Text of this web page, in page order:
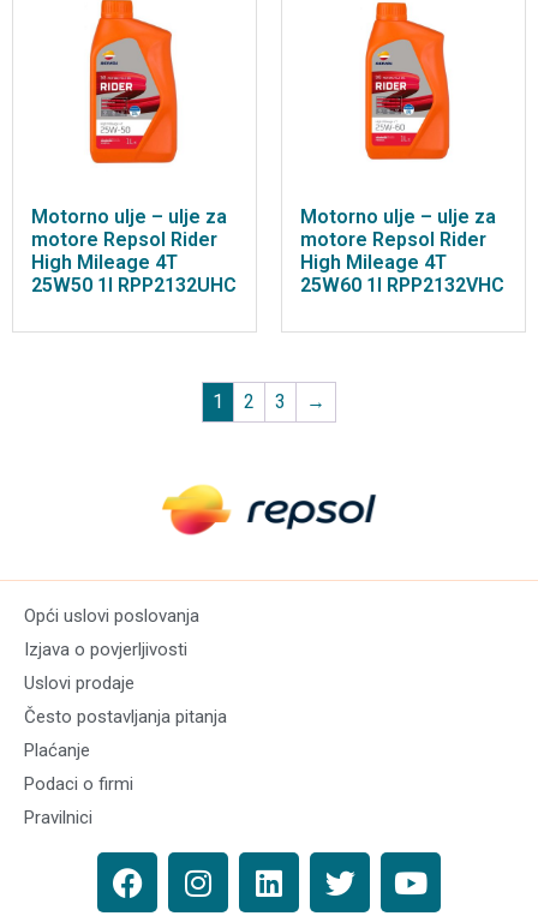
Motorno ulje – ulje za
motore Repsol Rider
High Mileage 4T
25W50 1l RPP2132UHC
Motorno ulje – ulje za
motore Repsol Rider
High Mileage 4T
25W60 1l RPP2132VHC
1 2 3 →
Opći uslovi poslovanja
Izjava o povjerljivosti
Uslovi prodaje
Često postavljanja pitanja
Plaćanje
Podaci o firmi
Pravilnici